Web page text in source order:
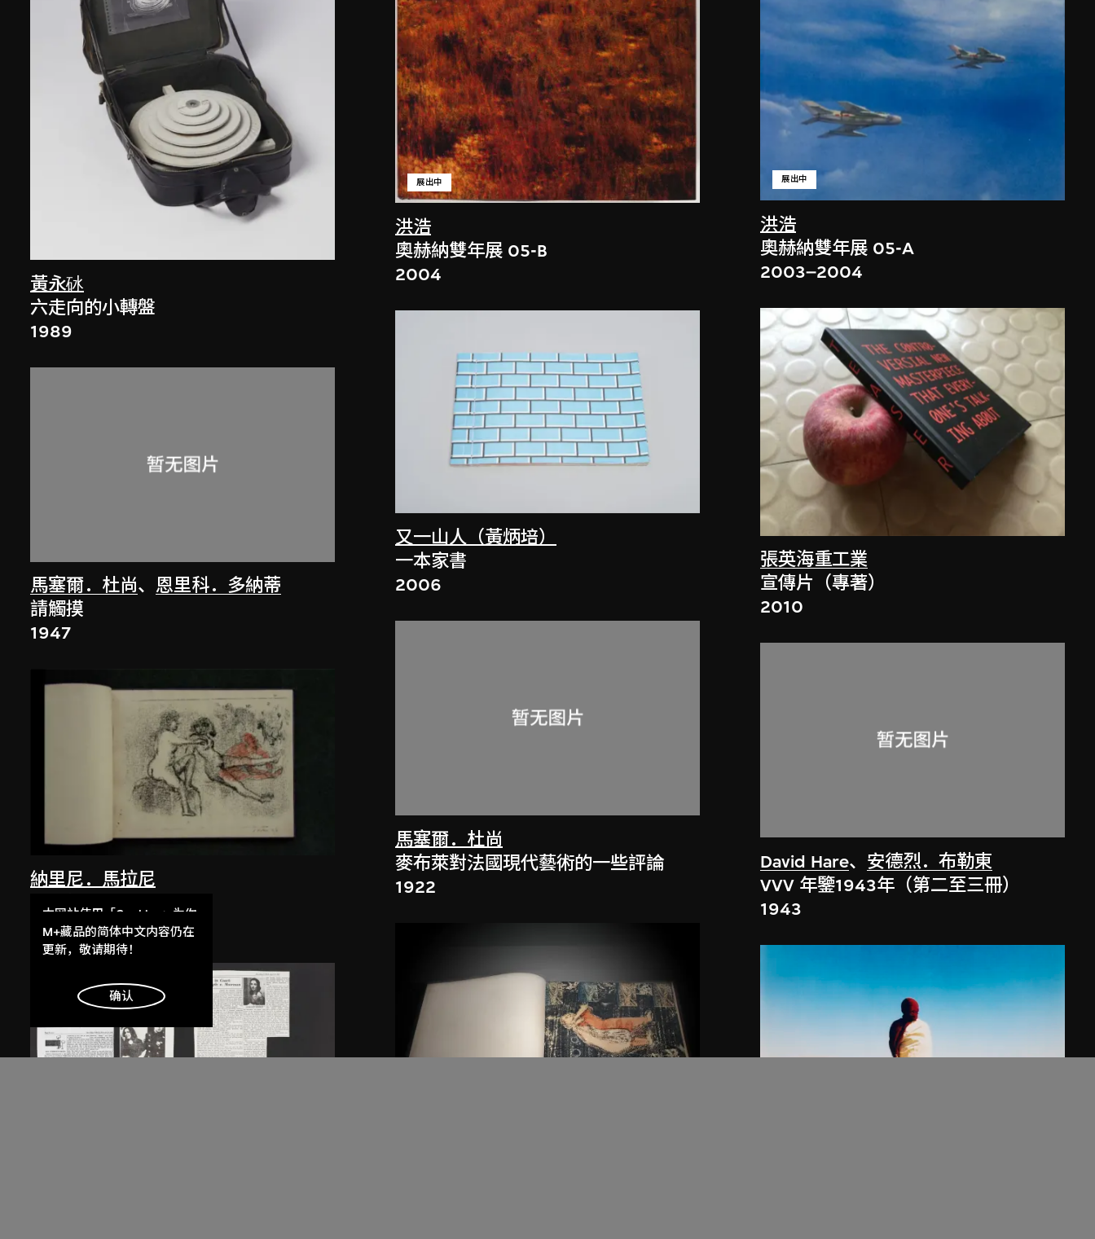
黃永砅
六走向的小轉盤
1989
馬塞爾．杜尚、 恩里科．多納蒂
請觸摸
1947
納里尼．馬拉尼
德加組畫
1991
洪浩
展出中
奧赫納雙年展 05-B
2004
又一山人（黃炳培）
一本家書
2006
馬塞爾．杜尚
麥布萊對法國現代藝術的一些評論
1922
洪浩
展出中
奧赫納雙年展 05-A
2003–2004
張英海重工業
宣傳片（專著）
2010
David Hare、 安德烈．布勒東
VVV 年鑒1943年（第二至三冊）
1943
本网站使用「Cookies」为你
提供最好的网站体验。
了解更多
明白
M+藏品的简体中文内容仍在
更新，敬请期待！
确认